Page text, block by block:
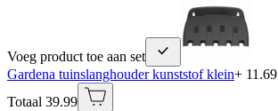
Voeg product toe aan set
Gardena tuinslanghouder kunststof klein+ 11.69
Totaal 39.99